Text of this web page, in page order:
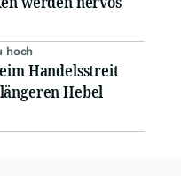
hoch
Handelsstreit
Hebel